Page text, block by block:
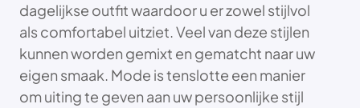
dagelijkse outfit waardoor u er zowel stijlvol
als comfortabel uitziet. Veel van deze stijlen
kunnen worden gemixt en gematcht naar uw
eigen smaak. Mode is tenslotte een manier
om uiting te geven aan uw persoonlijke stijl